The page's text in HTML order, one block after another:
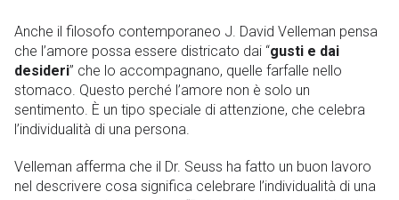
Anche il filosofo contemporaneo J. David Velleman pensa
che l’amore possa essere districato dai “gusti e dai
desideri” che lo accompagnano, quelle farfalle nello
stomaco. Questo perché l’amore non è solo un
sentimento. È un tipo speciale di attenzione, che celebra
l’individualità di una persona.
Velleman afferma che il Dr. Seuss ha fatto un buon lavoro
nel descrivere cosa significa celebrare l’individualità di una